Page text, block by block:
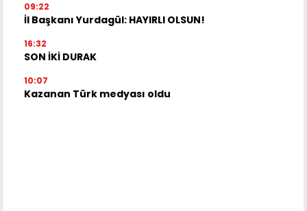
09:22
İl Başkanı Yurdagül: HAYIRLI OLSUN!
16:32
SON İKİ DURAK
10:07
Kazanan Türk medyası oldu